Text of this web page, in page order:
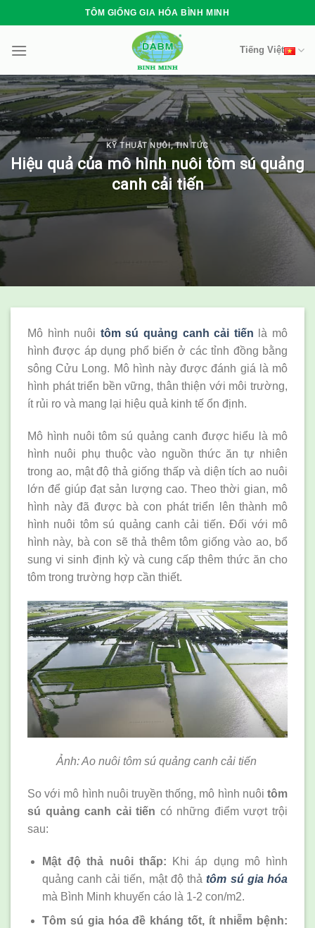
to
content
TÔM GIỐNG GIA HÓA BÌNH MINH
Tiếng Việt
KỸ THUẬT NUÔI,TIN TỨC
Hiệu quả của mô hình nuôi tôm sú quảng
canh cải tiến
Mô hình nuôi tôm sú quảng canh cải tiến
là mô
hình được áp dụng phổ biến ở các tỉnh đồng bằng
sông Cửu Long. Mô hình này được đánh giá là mô
hình phát triển bền vững, thân thiện với môi trường,
ít rủi ro và mang lại hiệu quả kinh tế ổn định.
Mô hình nuôi tôm sú quảng canh được hiểu là mô
hình nuôi phụ thuộc vào nguồn thức ăn tự nhiên
trong ao, mật độ thả giống thấp và diện tích ao nuôi
lớn để giúp đạt sản lượng cao. Theo thời gian, mô
hình này đã được bà con phát triển lên thành mô
hình nuôi tôm sú quảng canh cải tiến. Đối với mô
hình này, bà con sẽ thả thêm tôm giống vào ao, bổ
sung vi sinh định kỳ và cung cấp thêm thức ăn cho
tôm trong trường hợp cần thiết.
Ảnh: Ao nuôi tôm sú quảng canh cải tiến
So với mô hình nuôi truyền thống, mô hình nuôi tôm
sú quảng canh cải tiến có những điểm vượt trội
sau:
Mật độ thả nuôi thấp: Khi áp dụng mô hình
quảng canh cải tiến, mật độ thảtôm sú gia hóa
mà Bình Minh khuyến cáo là 1-2 con/m2.
Tôm sú gia hóa đề kháng tốt, ít nhiễm bệnh: